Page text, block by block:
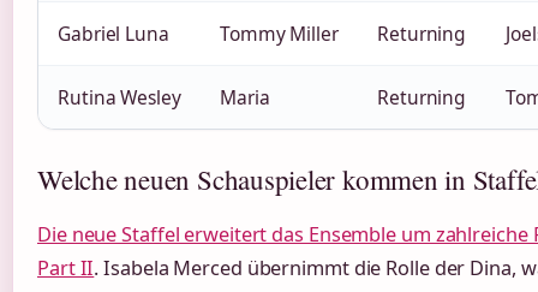
Gabriel Luna Tommy Miller Returning
Rutina Wesley Maria Returning
Welche neuen Schauspieler kommen in
Die neue Staffel erweitert das Ensemble um zahlreiche
Part II. Isabela Merced übernimmt die Rolle der Dina,